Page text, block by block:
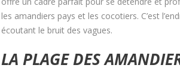
les amandiers pays et les cocotiers. C’est
écoutant le bruit des vagues.
LA PLAGE DES